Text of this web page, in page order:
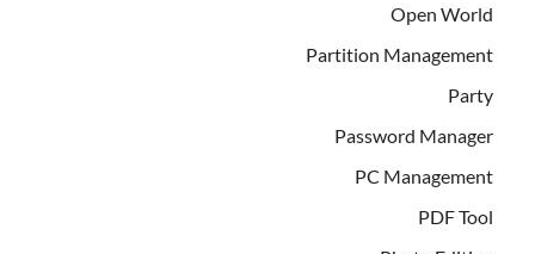
Open World
Partition Management
Party
Password Manager
PC Management
PDF Tool